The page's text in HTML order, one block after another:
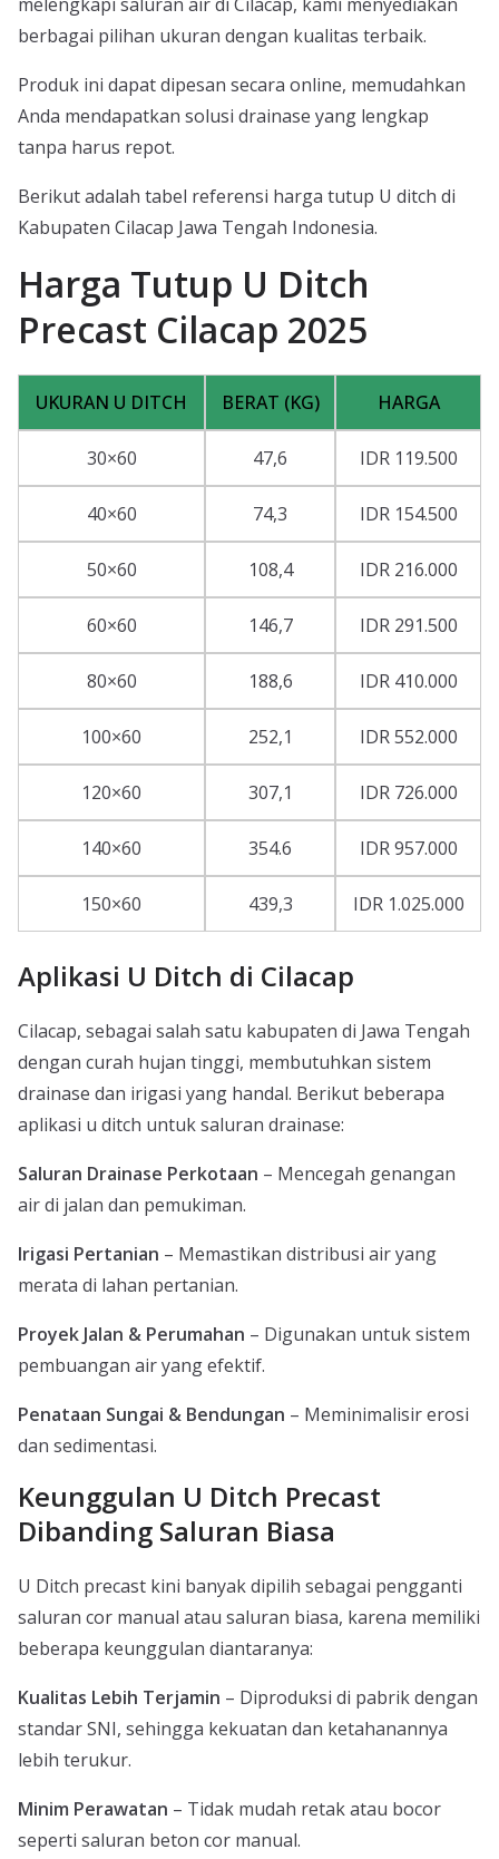
melengkapi saluran air di Cilacap, kami menyediakan
berbagai pilihan ukuran dengan kualitas terbaik.
Produk ini dapat dipesan secara online, memudahkan
Anda mendapatkan solusi drainase yang lengkap
tanpa harus repot.
Berikut adalah tabel referensi harga tutup U ditch di
Kabupaten Cilacap Jawa Tengah Indonesia.
Harga Tutup U Ditch
Precast Cilacap 2025
UKURAN U DITCH BERAT (KG) HARGA
30×60 47,6 IDR 119.500
40×60 74,3 IDR 154.500
50×60 108,4 IDR 216.000
60×60 146,7 IDR 291.500
80×60 188,6 IDR 410.000
100×60 252,1 IDR 552.000
120×60 307,1 IDR 726.000
140×60 354.6 IDR 957.000
150×60 439,3 IDR 1.025.000
Aplikasi U Ditch di Cilacap
Cilacap, sebagai salah satu kabupaten di Jawa Tengah
dengan curah hujan tinggi, membutuhkan sistem
drainase dan irigasi yang handal. Berikut beberapa
aplikasi u ditch untuk saluran drainase:
Saluran Drainase Perkotaan – Mencegah genangan
air di jalan dan pemukiman.
Irigasi Pertanian – Memastikan distribusi air yang
merata di lahan pertanian.
Proyek Jalan & Perumahan – Digunakan untuk sistem
pembuangan air yang efektif.
Penataan Sungai & Bendungan – Meminimalisir erosi
dan sedimentasi.
Keunggulan U Ditch Precast
Dibanding Saluran Biasa
U Ditch precast kini banyak dipilih sebagai pengganti
saluran cor manual atau saluran biasa, karena memiliki
beberapa keunggulan diantaranya:
Kualitas Lebih Terjamin – Diproduksi di pabrik dengan
standar SNI, sehingga kekuatan dan ketahanannya
lebih terukur.
Minim Perawatan – Tidak mudah retak atau bocor
seperti saluran beton cor manual.